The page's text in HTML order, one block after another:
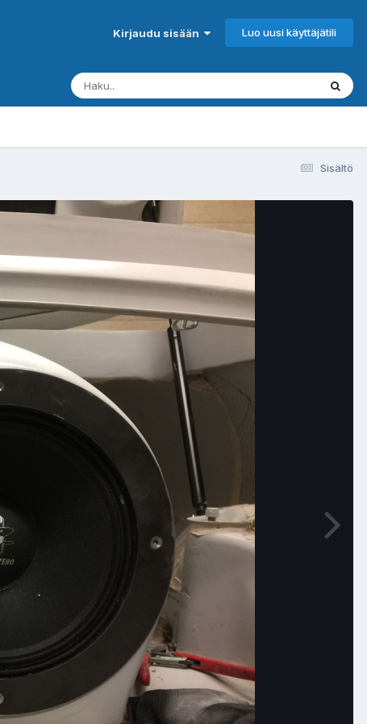
Kirjaudu sisään Luo uusi käyttäjätili
Sisältö